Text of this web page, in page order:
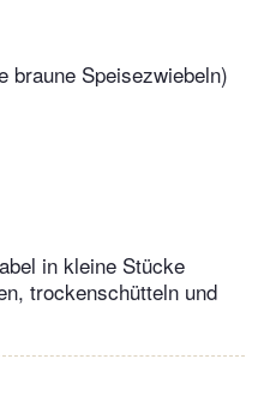
braune Speisezwiebeln)
in kleine Stücke
trockenschütteln und